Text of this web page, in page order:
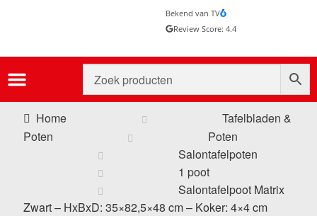
Bekend van TV
Review Score: 4.4
Home
Tafelbladen &
Poten
Poten
Salontafelpoten
1 poot
Salontafelpoot Matrix
Zwart – HxBxD: 35×82,5×48 cm – Koker: 4×4 cm